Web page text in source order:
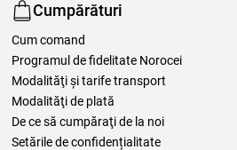
Cumpărături
Cum comand
Programul de fidelitate Norocei
Modalităţi şi tarife transport
Modalităţi de plată
De ce să cumpăraţi de la noi
Setările de confidențialitate